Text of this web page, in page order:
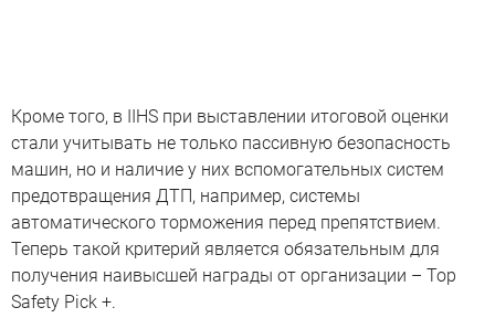
Кроме того, в IIHS при выставлении итоговой оценки
стали учитывать не только пассивную безопасность
машин, но и наличие у них вспомогательных систем
предотвращения ДТП, например, системы
автоматического торможения перед препятствием.
Теперь такой критерий является обязательным для
получения наивысшей награды от организации – Top
Safety Pick +.